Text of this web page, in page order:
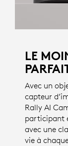
LE
Avec un
capteur
Rally AI
participant
avec une
vie à